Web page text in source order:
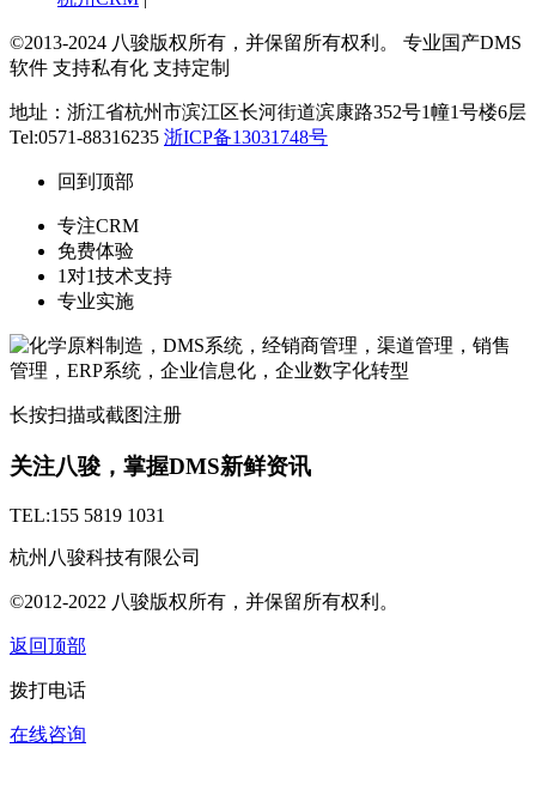
©2013-2024 八骏版权所有，并保留所有权利。 专业国产DMS
软件 支持私有化 支持定制
地址：浙江省杭州市滨江区长河街道滨康路352号1幢1号楼6层
Tel:0571-88316235 浙ICP备13031748号
回到顶部
专注CRM
免费体验
1对1技术支持
专业实施
长按扫描或截图注册
关注八骏，掌握DMS新鲜资讯
TEL:155 5819 1031
杭州八骏科技有限公司
©2012-2022 八骏版权所有，并保留所有权利。
返回顶部
拨打电话
在线咨询